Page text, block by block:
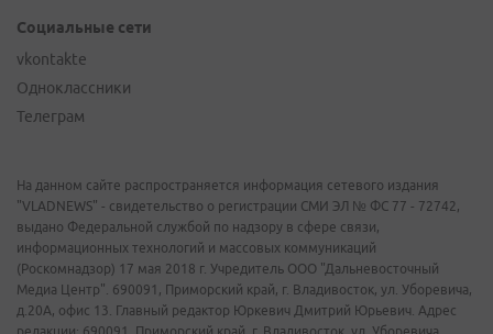
Социальные сети
vkontakte
Одноклассники
Телеграм
На данном сайте распространяется информация сетевого издания
"VLADNEWS" - свидетельство о регистрации СМИ ЭЛ № ФС 77 - 72742,
выдано Федеральной службой по надзору в сфере связи,
информационных технологий и массовых коммуникаций
(Роскомнадзор) 17 мая 2018 г. Учредитель ООО "Дальневосточный
Медиа Центр". 690091, Приморский край, г. Владивосток, ул. Уборевича,
д.20А, офис 13. Главный редактор Юркевич Дмитрий Юрьевич. Адрес